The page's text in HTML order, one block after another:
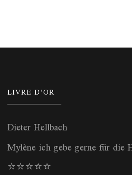
LIVRE D’OR
Dieter Hellbach
Mylène ich gebe gerne für die
⭐️⭐️⭐️⭐️⭐️